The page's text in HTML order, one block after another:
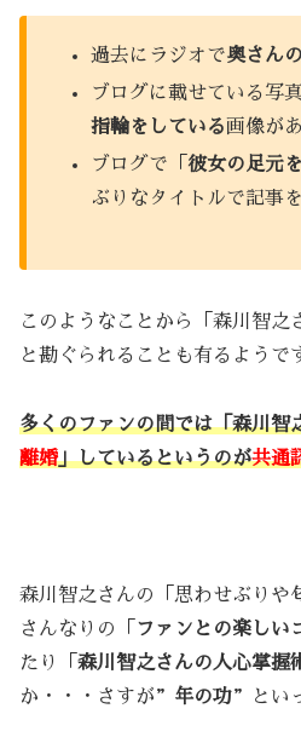
過去にラジオで奥さん
ブログに載せている写
指輪をしている画像が
ブログで「彼女の足元
ぶりなタイトルで記事
このようなことから「森川智之
と勘ぐられることも有るようで
多くのファンの間では「森川智
離婚」しているというのが共通
森川智之さんの「思わせぶりや
さんなりの「 ファンとの楽しい
たり「 森川智之さんの人心掌握
か・・・さすが” 年の功”とい